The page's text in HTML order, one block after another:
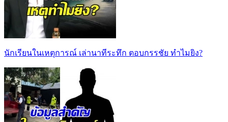
นักเรียนในเหตุการณ์ เล่านาทีระทึก ตอบกรรชัย ทำไมยิง?